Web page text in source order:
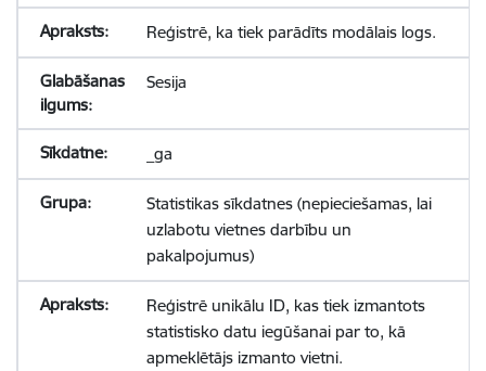
Reģistrē, ka tiek parādīts modālais logs.
Sesija
_ga
Statistikas sīkdatnes (nepieciešamas, lai
uzlabotu vietnes darbību un
pakalpojumus)
Reģistrē unikālu ID, kas tiek izmantots
statistisko datu iegūšanai par to, kā
apmeklētājs izmanto vietni.